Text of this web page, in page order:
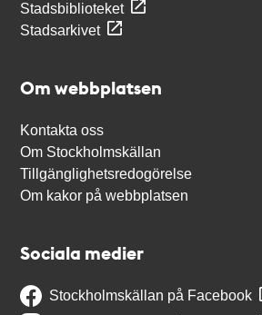
Stadsbiblioteket
Stadsarkivet
Om webbplatsen
Kontakta oss
Om Stockholmskällan
Tillgänglighetsredogörelse
Om kakor på webbplatsen
Sociala medier
Stockholmskällan på Facebook